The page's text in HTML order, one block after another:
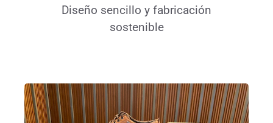
Diseño sencillo y fabricación
sostenible